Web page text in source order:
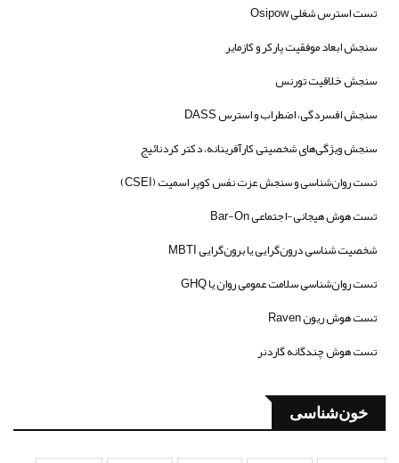
تست استرس شغلی Osipow
سنجش ابعاد موفقیت پارکر و کازمایر
سنجش خلاقیت تورنس
سنجش افسردگی، اضطراب و استرس DASS
سنجش ویژگی‌های شخصیتی کارآفرینانه، دکتر کردنائیج
تست روان‌شناسی و سنجش عزت نفس کوپر اسمیت (CSEI)
تست هوش هیجانی-اجتماعی Bar-On
شخصیت شناسی درون‌گرایی یا برون‌گرایی MBTI
تست روان‌شناسی سلامت عمومی روان یا GHQ
تست هوش ریون Raven
تست هوش چندگانه گاردنر
خون‌شناسی